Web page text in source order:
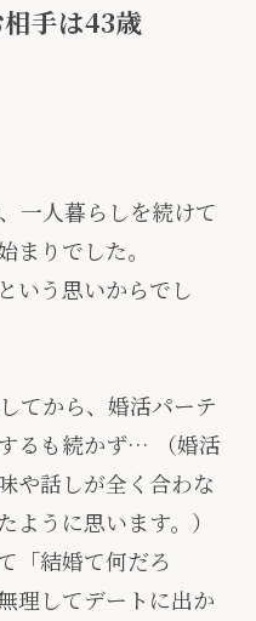
手は43歳
一人暮らしを続けて
まりでした。
いう思いからでし
てから、婚活パーテ
るも続かず… （婚活
や話しが全く合わな
ように思います。）
「結婚て何だろ
理してデートに出か